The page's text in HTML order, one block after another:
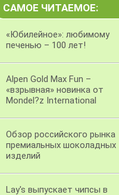
САМОЕ ЧИТАЕМОЕ:
«Юбилейное»: любимому
печенью – 100 лет!
Alpen Gold Max Fun –
«взрывная» новинка от
Mondel?z International
Обзор российского рынка
премиальных шоколадных
изделий
Lay's выпускает чипсы в